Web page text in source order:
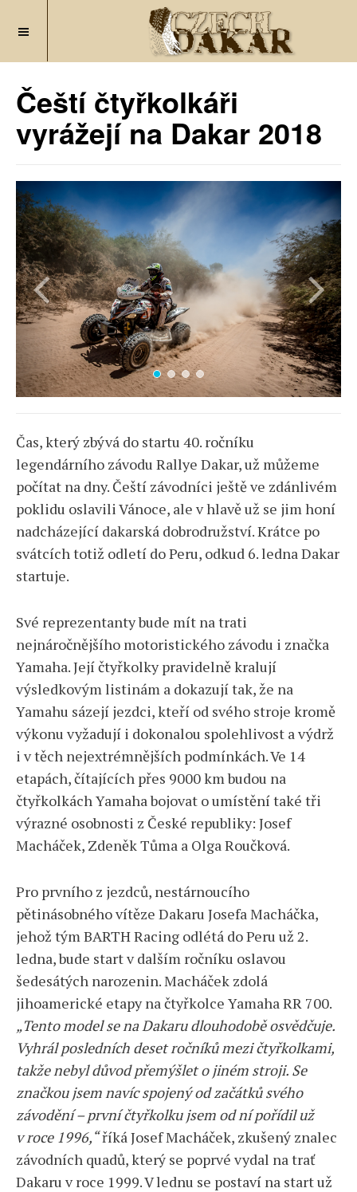
Čeští čtyřkolkáři
vyrážejí na Dakar 2018
Previous Next
Čas, který zbývá do startu 40. ročníku
legendárního závodu Rallye Dakar, už můžeme
počítat na dny. Čeští závodníci ještě ve zdánlivém
poklidu oslavili Vánoce, ale v hlavě už se jim honí
nadcházející dakarská dobrodružství. Krátce po
svátcích totiž odletí do Peru, odkud 6. ledna Dakar
startuje.
Své reprezentanty bude mít na trati
nejnáročnějšího motoristického závodu i značka
Yamaha. Její čtyřkolky pravidelně kralují
výsledkovým listinám a dokazují tak, že na
Yamahu sázejí jezdci, kteří od svého stroje kromě
výkonu vyžadují i dokonalou spolehlivost a výdrž
i v těch nejextrémnějších podmínkách. Ve 14
etapách, čítajících přes 9000 km budou na
čtyřkolkách Yamaha bojovat o umístění také tři
výrazné osobnosti z České republiky: Josef
Macháček, Zdeněk Tůma a Olga Roučková.
Pro prvního z jezdců, nestárnoucího
pětinásobného vítěze Dakaru Josefa Macháčka,
jehož tým BARTH Racing odlétá do Peru už 2.
ledna, bude start v dalším ročníku oslavou
šedesátých narozenin. Macháček zdolá
jihoamerické etapy na čtyřkolce Yamaha RR 700.
„Tento model se na Dakaru dlouhodobě osvědčuje.
Vyhrál posledních deset ročníků mezi čtyřkolkami,
takže nebyl důvod přemýšlet o jiném stroji. Se
značkou jsem navíc spojený od začátků svého
závodění – první čtyřkolku jsem od ní pořídil už
v roce 1996,“říká Josef Macháček, zkušený znalec
závodních quadů, který se poprvé vydal na trať
Dakaru v roce 1999. V lednu se postaví na start už